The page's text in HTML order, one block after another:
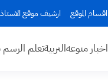
اقسام الموقع ارشيف موقع
اخبار منوعهالتربيةتعلم الرسم